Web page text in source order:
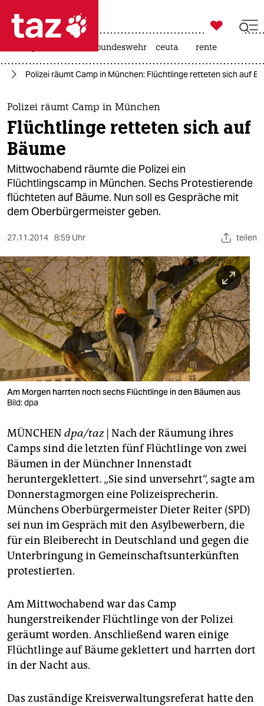
 taz zahl ich
taz zahl ich
themen
politik
öko
gesellschaft
kultur
sport
berlin
nord
wahrheit
verlag
verlag
veranstaltungen
fragen & hilfe
unterstützen
abo
genossenschaft
epaper login

taz zahl ich
bundeswehr ceuta rente
Polizei räumt Camp in München: Flüchtlinge retteten sich auf
Polizei räumt Camp in München
Flüchtlinge retteten sich auf
Bäume
Mittwochabend räumte die Polizei ein
Flüchtlingscamp in München. Sechs Protestierende
flüchteten auf Bäume. Nun soll es Gespräche mit
dem Oberbürgermeister geben.
27.11.2014 8:59 Uhr teilen
Am Morgen harrten noch sechs Flüchtlinge in den Bäumen aus
Bild: dpa
MÜNCHEN dpa/taz| Nach der Räumung ihres
Camps sind die letzten fünf Flüchtlinge von zwei
Bäumen in der Münchner Innenstadt
heruntergeklettert. „Sie sind unversehrt“, sagte am
Donnerstagmorgen eine Polizeisprecherin.
Münchens Oberbürgermeister Dieter Reiter (SPD)
sei nun im Gespräch mit den Asylbewerbern, die
für ein Bleiberecht in Deutschland und gegen die
Unterbringung in Gemeinschaftsunterkünften
protestierten.
Am Mittwochabend war das Camp
hungerstreikender Flüchtlinge von der Polizei
geräumt worden. Anschließend waren einige
Flüchtlinge auf Bäume geklettert und harrten dort
in der Nacht aus.
Das zuständige Kreisverwaltungsreferat hatte den